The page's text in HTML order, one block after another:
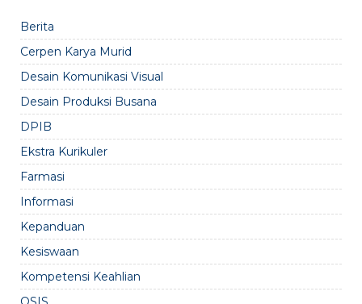
Berita
Cerpen Karya Murid
Desain Komunikasi Visual
Desain Produksi Busana
DPIB
Ekstra Kurikuler
Farmasi
Informasi
Kepanduan
Kesiswaan
Kompetensi Keahlian